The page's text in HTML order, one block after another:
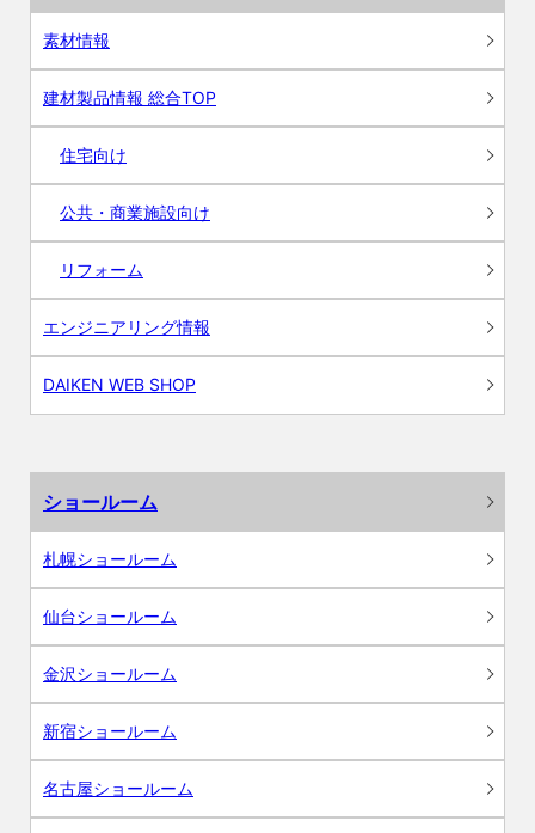
素材情報
建材製品情報 総合TOP
住宅向け
公共・商業施設向け
リフォーム
エンジニアリング情報
DAIKEN WEB SHOP
ショールーム
札幌ショールーム
仙台ショールーム
金沢ショールーム
新宿ショールーム
名古屋ショールーム